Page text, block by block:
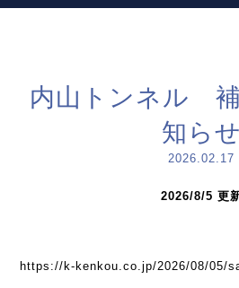
内山トンネル
知らせ
2026.02.17
2026/8/5 更
https://k-kenkou.co.jp/2026/08/05/